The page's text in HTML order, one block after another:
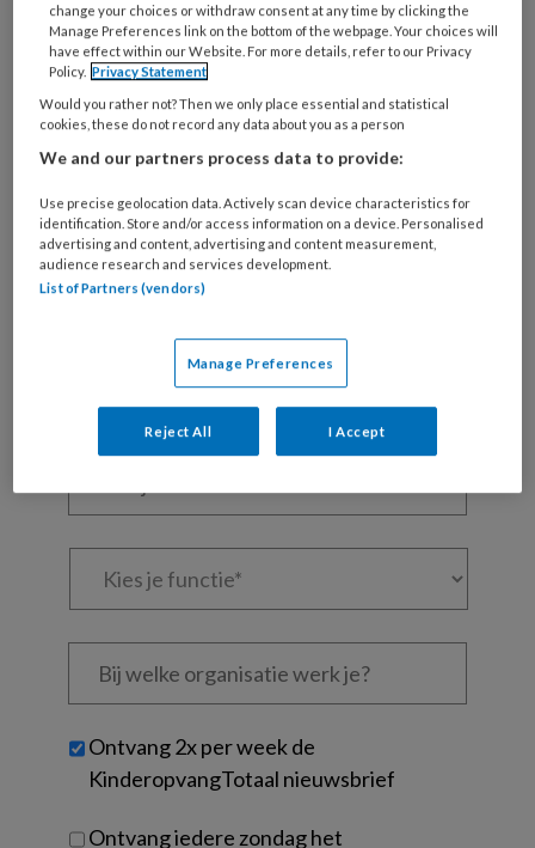
REGISTREREN
Wil je dit artikel lezen?
Maak gratis een account aan en lees 2
artikelen gratis per maand
Al een account of abonnement?
* *
Kies
Kies
Bij
welke
je?
Untitled
Ontvang 2x per week de
KinderopvangTotaal nieuwsbrief
Ontvang iedere zondag het
change your choices or withdraw consent at any time by clicking the
Manage Preferences link on the bottom of the webpage. Your choices will
have effect within our Website. For more details, refer to our Privacy
Policy. Privacy Statement
Would you rather not? Then we only place essential and statistical
cookies, these do not record any data about you as a person
We and our partners process data to provide:
Use precise geolocation data. Actively scan device characteristics for
identification. Store and/or access information on a device. Personalised
advertising and content, advertising and content measurement,
audience research and services development.
List of Partners (vendors)
Manage Preferences
Reject All I Accept